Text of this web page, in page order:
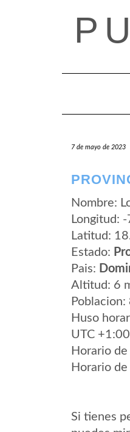
7 de mayo de 2023
Nombre:
Longitud:
Latitud:
Estado:
Pais:
Altitud: 6
Huso
UTC
Horario
Horario
Si tienes